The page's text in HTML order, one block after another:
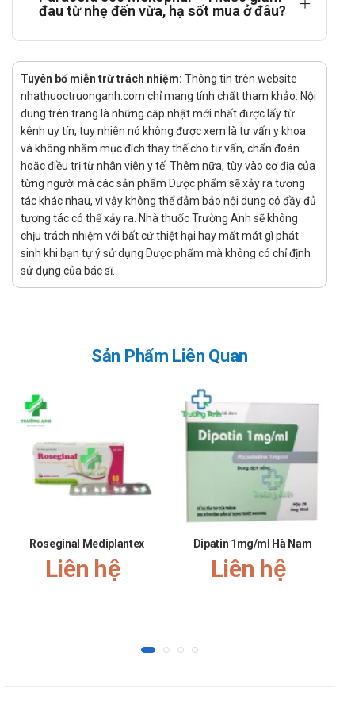
chấn thương, sau phẫu thuật cắt amidan
Cách dùng – liều dùng của Paracold 500
Hướng dẫn sử dụng:
Người lớn và trẻ em trên 12 tuổi: Sử dụng liều 500 -
1000mg/ lần mỗi 4 - 6 giờ khi cần thiết nhưng không
được quá 4g/ ngày;
Trẻ em từ 6 - 12 tuổi: Sử dụng liều 250 - 500mg/ lần
mỗi 4 - 6 giờ khi cần thiết, tối đa 4 lần/ ngày;
Không được tự ý dùng thuốc Paracold để giảm đau
quá 10 ngày đối với người lớn và quá 5 ngày đối với trẻ
em;
Không được tự ý dùng thuốc Paracold để hạ sốt trong
Cách dùng:
Quên liều:
Hạn chế quên liều để đảm bảo hiệu quả tốt nhất khi sử
dụng sản phẩm.
Nếu đã quên liều hãy sử dụng ngay khi nhớ ra, không sử
dụng gộp những liều đã quên.
Chống chỉ định của Paracold 500
Mẫn cảm với paracetamol.
Người bệnh nhiều lần thiếu máu hoặc có bệnh tim, phổi, thận,
Tác dụng phụ của Paracold 500
đau từ nhẹ đến vừa, hạ sốt mua ở đâu?
Tuyên bố miễn trừ trách nhiệm: Thông tin trên website
nhathuoctruonganh.com chỉ mang tính chất tham khảo. Nội
dung trên trang là những cập nhật mới nhất được lấy từ
kênh uy tín, tuy nhiên nó không được xem là tư vấn y khoa
và không nhằm mục đích thay thế cho tư vấn, chẩn đoán
hoặc điều trị từ nhân viên y tế. Thêm nữa, tùy vào cơ địa của
từng người mà các sản phẩm Dược phẩm sẽ xảy ra tương
tác khác nhau, vì vậy không thể đảm bảo nội dung có đầy đủ
tương tác có thể xảy ra. Nhà thuốc Trường Anh sẽ không
chịu trách nhiệm với bất cứ thiệt hại hay mất mát gì phát
sinh khi bạn tự ý sử dụng Dược phẩm mà không có chỉ định
sử dụng của bác sĩ.
Sản Phẩm Liên Quan
Roseginal Mediplantex
Liên hệ
Dipatin 1mg/ml Hà Nam
Liên hệ